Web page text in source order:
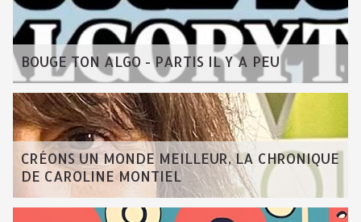
BOUGE TON ALGO - PARTIS IL Y A PEU
CRÉONS UN MONDE MEILLEUR, LA CHRONIQUE
DE CAROLINE MONTIEL